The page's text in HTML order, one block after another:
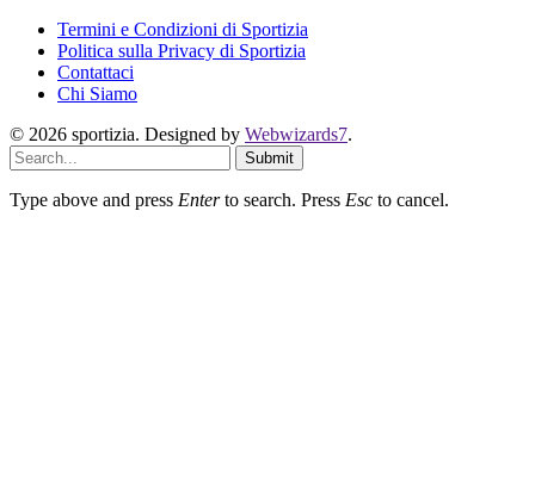
Termini e Condizioni di Sportizia
Politica sulla Privacy di Sportizia
Contattaci
Chi Siamo
© 2026 sportizia. Designed by Webwizards7.
Submit
Type above and press Enterto search. Press Esc to cancel.